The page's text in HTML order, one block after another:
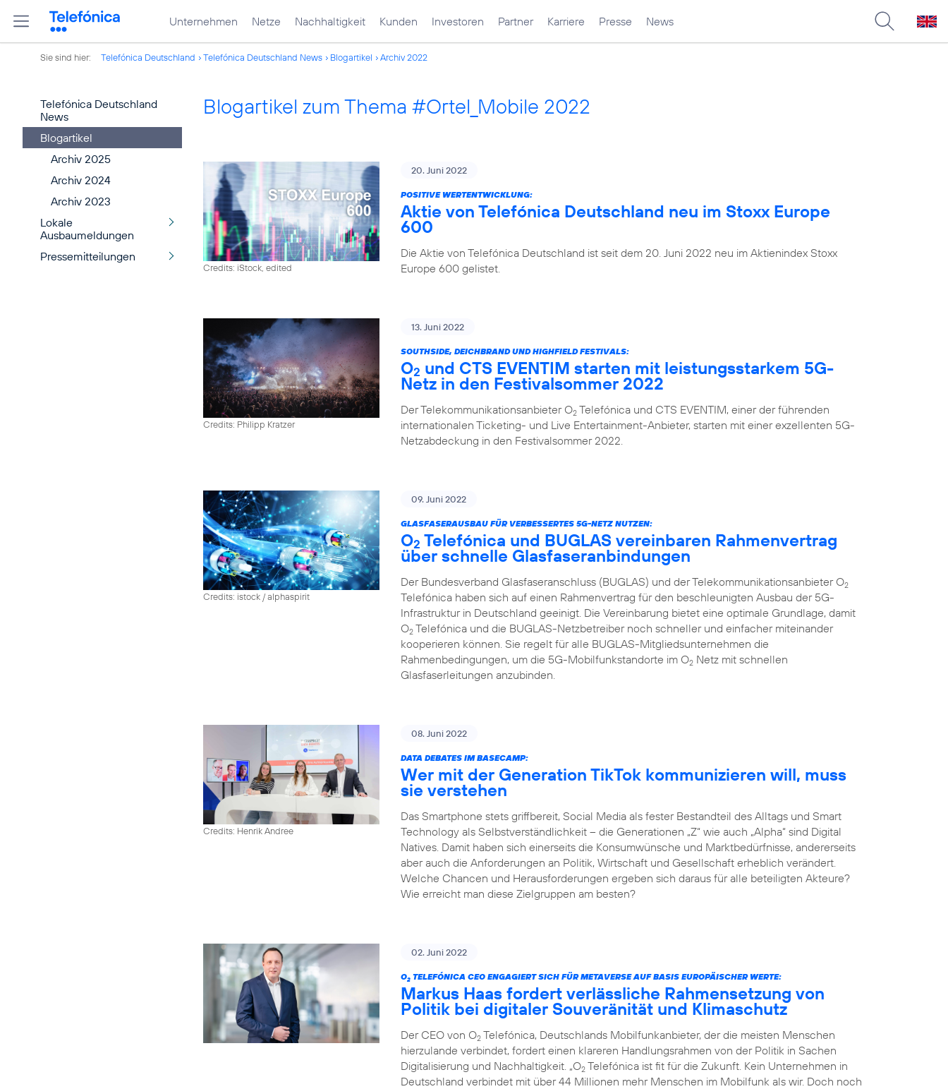
Unternehmen Netze Nachhaltigkeit Kunden Investoren Partner Karriere Presse News
Sie sind hier: Telefónica Deutschland Telefónica Deutschland News Blogartikel Archiv 2022
Telefónica Deutschland
News
Blogartikel
Archiv 2025
Archiv 2024
Archiv 2023
Lokale
Ausbaumeldungen
Pressemitteilungen
Blogartikel zum Thema #Ortel_Mobile 2022
Credits: iStock, edited
20. Juni 2022
POSITIVE WERTENTWICKLUNG:
Aktie von Telefónica Deutschland neu im Stoxx Europe
600
Die Aktie von Telefónica Deutschland ist seit dem 20. Juni 2022 neu im Aktienindex Stoxx
Europe 600 gelistet.
Credits: Philipp Kratzer
13. Juni 2022
SOUTHSIDE, DEICHBRAND UND HIGHFIELD FESTIVALS:
O2 und CTS EVENTIM starten mit leistungsstarkem 5G-
Netz in den Festivalsommer 2022
Der Telekommunikationsanbieter O2 Telefónica und CTS EVENTIM, einer der führenden
internationalen Ticketing- und Live Entertainment-Anbieter, starten mit einer exzellenten 5G-
Netzabdeckung in den Festivalsommer 2022.
Credits: istock / alphaspirit
09. Juni 2022
GLASFASERAUSBAU FÜR VERBESSERTES 5G-NETZ NUTZEN:
O2 Telefónica und BUGLAS vereinbaren Rahmenvertrag
über schnelle Glasfaseranbindungen
Der Bundesverband Glasfaseranschluss (BUGLAS) und der Telekommunikationsanbieter O2
Telefónica haben sich auf einen Rahmenvertrag für den beschleunigten Ausbau der 5G-
Infrastruktur in Deutschland geeinigt. Die Vereinbarung bietet eine optimale Grundlage, damit
O2 Telefónica und die BUGLAS-Netzbetreiber noch schneller und einfacher miteinander
kooperieren können. Sie regelt für alle BUGLAS-Mitgliedsunternehmen die
Rahmenbedingungen, um die 5G-Mobilfunkstandorte im O2 Netz mit schnellen
Glasfaserleitungen anzubinden.
Credits: Henrik Andree
08. Juni 2022
DATA DEBATES IM BASECAMP:
Wer mit der Generation TikTok kommunizieren will, muss
sie verstehen
Das Smartphone stets griffbereit, Social Media als fester Bestandteil des Alltags und Smart
Technology als Selbstverständlichkeit – die Generationen „Z“ wie auch „Alpha“ sind Digital
Natives. Damit haben sich einerseits die Konsumwünsche und Marktbedürfnisse, andererseits
aber auch die Anforderungen an Politik, Wirtschaft und Gesellschaft erheblich verändert.
Welche Chancen und Herausforderungen ergeben sich daraus für alle beteiligten Akteure?
Wie erreicht man diese Zielgruppen am besten?
02. Juni 2022
O2 TELEFÓNICA CEO ENGAGIERT SICH FÜR METAVERSE AUF BASIS EUROPÄISCHER WERTE:
Markus Haas fordert verlässliche Rahmensetzung von
Politik bei digitaler Souveränität und Klimaschutz
Der CEO von O2 Telefónica, Deutschlands Mobilfunkanbieter, der die meisten Menschen
hierzulande verbindet, fordert einen klareren Handlungsrahmen von der Politik in Sachen
Digitalisierung und Nachhaltigkeit. „O2 Telefónica ist fit für die Zukunft. Kein Unternehmen in
Deutschland verbindet mit über 44 Millionen mehr Menschen im Mobilfunk als wir. Doch noch